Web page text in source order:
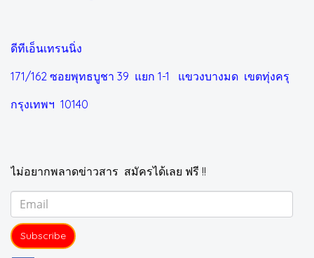
ดีทีเอ็นเทรนนิ่ง
171/162 ซอยพุทธบูชา 39 แยก 1-1 แขวงบางมด เขตทุ่งครุ
กรุงเทพฯ 10140
ไม่อยากพลาดข่าวสาร สมัครได้เลย ฟรี !!
Subscribe